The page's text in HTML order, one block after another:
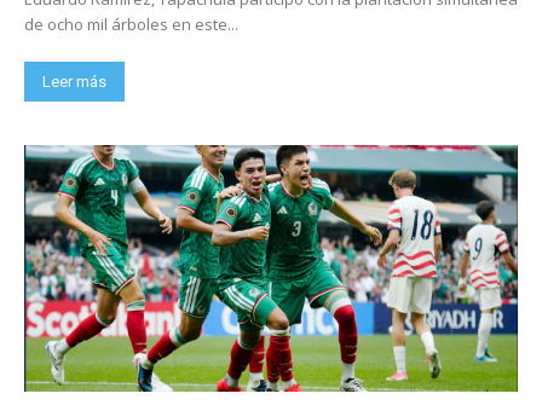
de ocho mil árboles en este...
Leer más